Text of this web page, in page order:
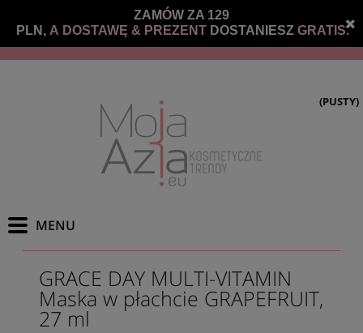
ZAMÓW ZA 129
PLN, A DOSTAWĘ & PREZENT DOSTANIESZ GRATIS.
(PUSTY)
GRACE DAY MULTI-VITAMIN
Maska w płachcie GRAPEFRUIT,
27 ml